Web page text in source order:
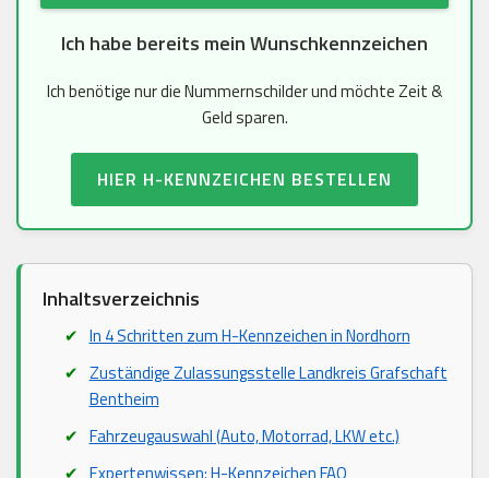
Ich habe bereits mein Wunschkennzeichen
Ich benötige nur die Nummernschilder und möchte Zeit &
Geld sparen.
HIER H-KENNZEICHEN BESTELLEN
Inhaltsverzeichnis
In 4 Schritten zum H-Kennzeichen in Nordhorn
Zuständige Zulassungsstelle Landkreis Grafschaft
Bentheim
Fahrzeugauswahl (Auto, Motorrad, LKW etc.)